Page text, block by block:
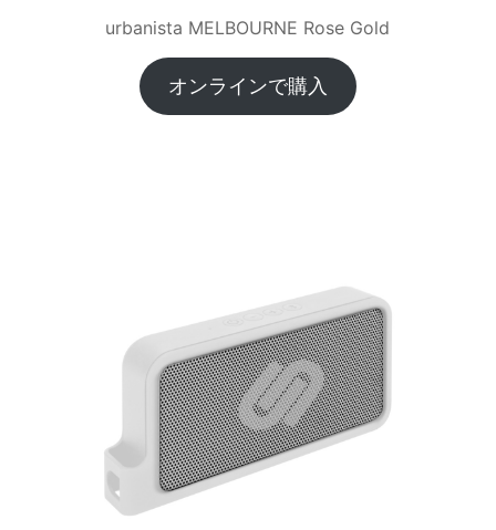
urbanista MELBOURNE Rose Gold
オンラインで購入